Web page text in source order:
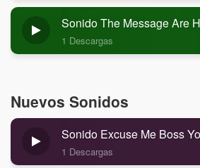
Sonido The Message Are
1 Descargas
Nuevos Sonidos
Sonido Excuse Me Boss
1 Descargas